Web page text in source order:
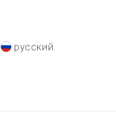
русский